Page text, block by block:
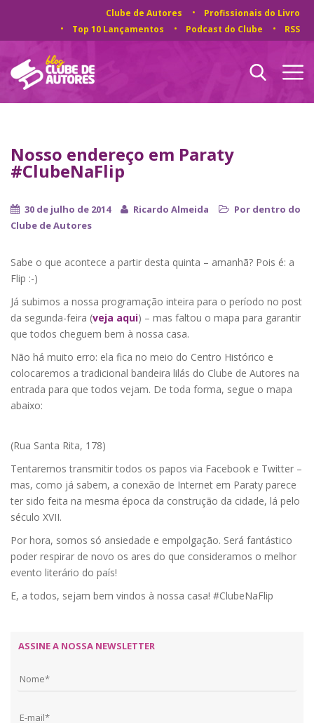
Clube de Autores
Profissionais do Livro
Top 10 Lançamentos
Podcast do Clube RSS
Nosso endereço em Paraty
#ClubeNaFlip
30 de julho de 2014 Ricardo Almeida
Por dentro do
Clube de Autores
Sabe o que acontece a partir desta quinta – amanhã? Pois é: a
Flip :-)
Já subimos a nossa programação inteira para o período no post
da segunda-feira (veja aqui) – mas faltou o mapa para garantir
que todos cheguem bem à nossa casa.
Não há muito erro: ela fica no meio do Centro Histórico e
colocaremos a tradicional bandeira lilás do Clube de Autores na
entrada para que todos vejam. De toda forma, segue o mapa
abaixo:
(Rua Santa Rita, 178)
Tentaremos transmitir todos os papos via Facebook e Twitter –
mas, como já sabem, a conexão de Internet em Paraty parece
ter sido feita na mesma época da construção da cidade, lá pelo
século XVII.
Por hora, somos só ansiedade e empolgação. Será fantástico
poder respirar de novo os ares do que consideramos o melhor
evento literário do país!
E, a todos, sejam bem vindos à nossa casa! #ClubeNaFlip
ASSINE A NOSSA NEWSLETTER